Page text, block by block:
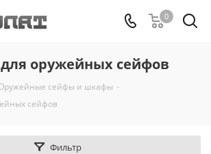
0
оружейных сейфов
сейфы и шкафы -
сейфов
Фильтр